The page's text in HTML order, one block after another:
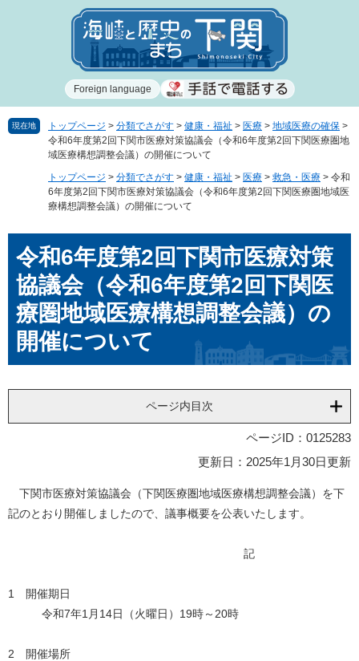
で
ば
Foreign language
現在地 トップページ > 分類でさがす > 健康・福祉 > 医療 > 地域医療の確保 >
令和6年度第2回下関市医療対策協議会（令和6年度第2回下関医療圏地
域医療構想調整会議）の開催について
トップページ > 分類でさがす > 健康・福祉 > 医療 > 救急・医療 > 令和
6年度第2回下関市医療対策協議会（令和6年度第2回下関医療圏地域医
療構想調整会議）の開催について
文令和6年度第2回下関市医療対策
協議会（令和6年度第2回下関医
療圏地域医療構想調整会議）の
開催について
ページ内目次
ページID：0125283
更新日：2025年1月30日更新
下関市医療対策協議会（下関医療圏地域医療構想調整会議）を下
記のとおり開催しましたので、議事概要を公表いたします。
記
1 開催期日
令和7年1月14日（火曜日）19時～20時
2 開催場所